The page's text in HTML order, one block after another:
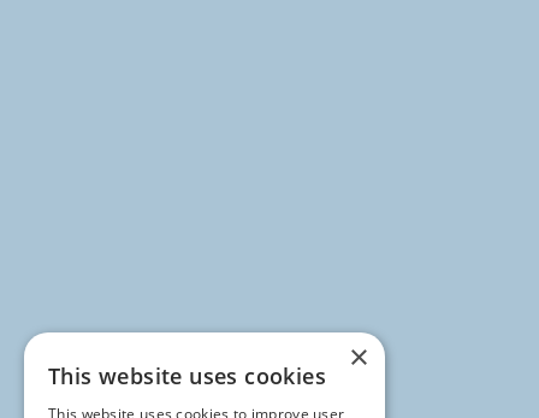
×
This website uses cookies
This website uses cookies to improve user